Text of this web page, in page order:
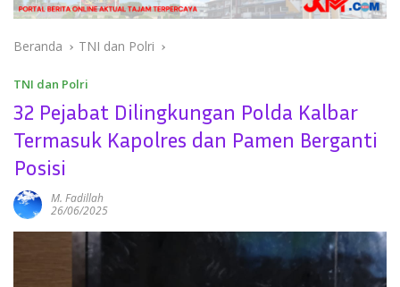
Beranda TNI dan Polri
TNI dan Polri
32 Pejabat Dilingkungan Polda Kalbar
Termasuk Kapolres dan Pamen Berganti
Posisi
M. Fadillah
26/06/2025